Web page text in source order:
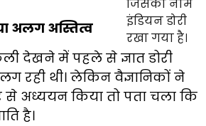
अलग अस्तित्व
देखने में पहले से ज्ञात डोरी
लग रही थी। लेकिन वैज्ञानिकों ने
से अध्ययन किया तो पता चला कि
है।